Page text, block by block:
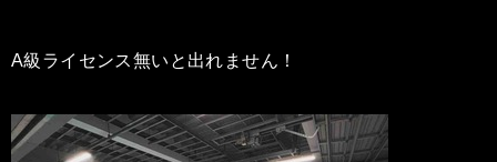
A級ライセンス無いと出れません！